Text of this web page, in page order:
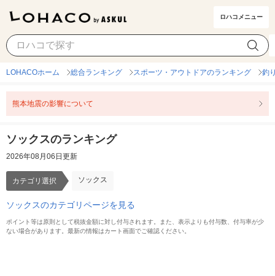
ロハコメニュー
ソックス カテゴリ選択
LOHACOホーム 総合ランキング スポーツ・アウトドアのランキング 釣
熊本地震の影響について
ソックスのランキング
2026年08月06日更新
カテゴリ選択 ソックス
ソックスのカテゴリページを見る
ポイント等は原則として税抜金額に対し付与されます。また、表示よりも付与数、付与率が少
ない場合があります。最新の情報はカート画面でご確認ください。